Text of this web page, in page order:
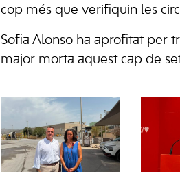
cop més que verifiquin les
Sofia Alonso ha aprofitat per
major morta aquest cap de